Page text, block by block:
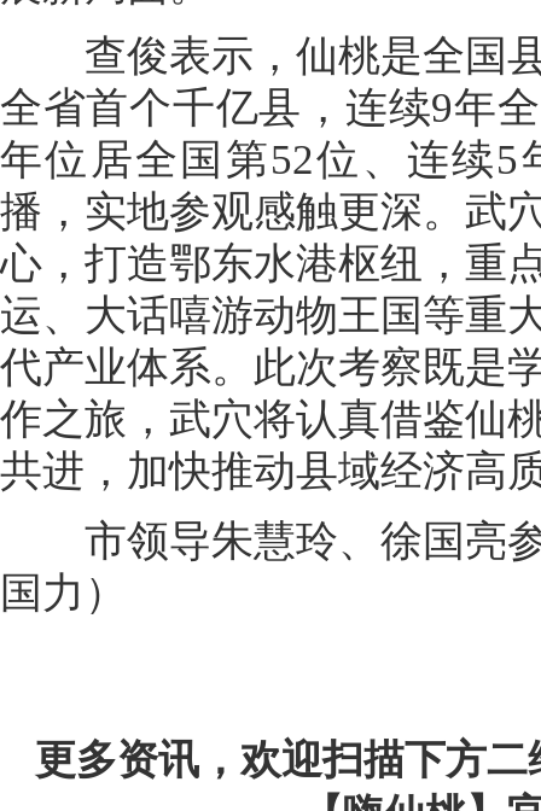
查俊表示，仙桃是全国县
全省首个千亿县，连续9年
年位居全国第52位、连续
播，实地参观感触更深。武
心，打造鄂东水港枢纽，重
运、大话嘻游动物王国等重
代产业体系。此次考察既是
作之旅，武穴将认真借鉴仙
共进，加快推动县域经济高
市领导朱慧玲、徐国亮
国力）
更多资讯，欢迎扫描下方